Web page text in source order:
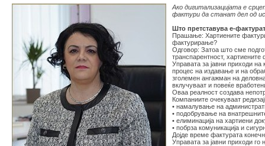
Ако дигитализацијата е
фактури да станат дел од
Што претставува е-
Прашање: Хартиените
фактурирање?
Одговор: Затоа што сме
транспарентност,
Управата за јавни приходи на
процес на издавање и на
зголемен ангажман на
вклучуваат и повеќе
Оваа реалност создава
Компаниите очекуваат
• намалување на
• подобрување на
• елиминација на хартиени
• побрза комуникација и
Дојде време фактурата
Управата за јавни приходи го